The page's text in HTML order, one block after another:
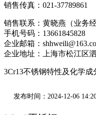
销售传真：021-37789861
销售联系：黄晓燕（业务经
手机号码：13661845828
企业邮箱：
企业地址：上海市松江区
3Cr13不锈钢特性及化学成
发布时间：2024-12-06